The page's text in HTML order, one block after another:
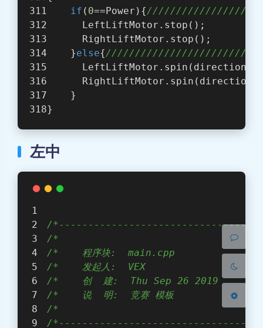
暗黑模式
深阴影
关闭 日落 暗化 灰度
if ( 0==Power){
      LeftLiftMotor.stop();
      RightLiftMotor.stop();
    }
else{
    }
}
左中
/
/*
/*    程序块:  main.cpp
/*    发起人:  VEX
/*    创  建:  Thu Sep 26
/*    说  明:  竞赛 模板
/*
/